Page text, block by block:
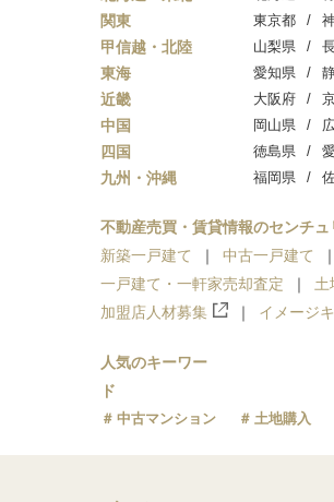
関東 東京都
甲信越・北陸 山梨県
東海 愛知県
近畿 大阪府
中国 岡山県
四国 徳島県
九州・沖縄 福岡県
不動産売買・賃貸情報のセンチュ
新築一戸建て
中古一戸建て
一戸建て・一軒家売却査定
土
加盟店人材募集
イメージ
人気のキーワー
ド
中古マンション 土地購入